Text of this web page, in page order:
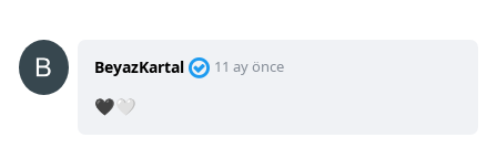
BeyazKartal 11 ay önce
🖤🤍